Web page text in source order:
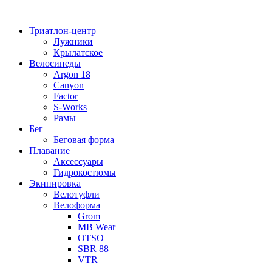
содержимому
Триатлон-центр
Лужники
Крылатское
Велосипеды
Argon 18
Canyon
Factor
S-Works
Рамы
Бег
Беговая форма
Плавание
Аксессуары
Гидрокостюмы
Экипировка
Велотуфли
Велоформа
Grom
MB Wear
OTSO
SBR 88
VTR